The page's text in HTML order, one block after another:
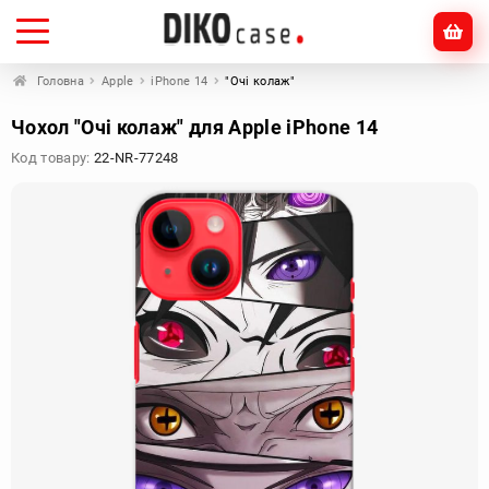
Головна Apple iPhone 14 "Очі колаж"
Чохол "Очі колаж" для Apple iPhone 14
Код товару: 22-NR-77248